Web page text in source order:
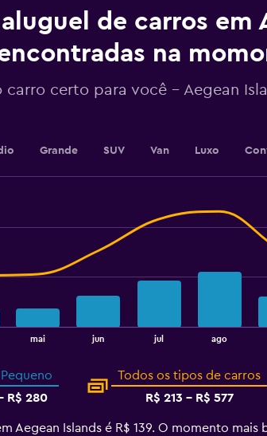
de carros em
na
carro certo para você – Aegean
Grande SUV Van Luxo
mai jun jul ago
R$ 280
Todos os tipos de carros
R$ 213 - R$ 577
Islands é R$ 139. O momento mais